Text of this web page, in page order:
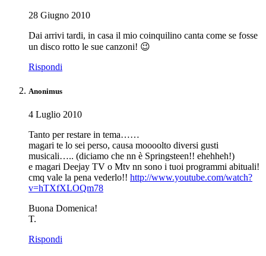
28 Giugno 2010
Dai arrivi tardi, in casa il mio coinquilino canta come se fosse
un disco rotto le sue canzoni! 😉
Rispondi
Anonimus
4 Luglio 2010
Tanto per restare in tema……
magari te lo sei perso, causa moooolto diversi gusti
musicali….. (diciamo che nn è Springsteen!! ehehheh!)
e magari Deejay TV o Mtv nn sono i tuoi programmi abituali!
cmq vale la pena vederlo!! http://www.youtube.com/watch?
v=hTXfXLOQm78
Buona Domenica!
T.
Rispondi